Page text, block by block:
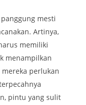
mesti
Artinya,
memiliki
menampilkan
perlukan
pintu yang sulit